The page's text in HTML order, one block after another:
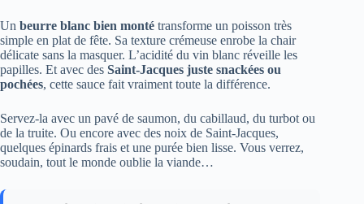
Un beurre blanc bien monté transforme un poisson très
simple en plat de fête. Sa texture crémeuse enrobe la chair
délicate sans la masquer. L’acidité du vin blanc réveille les
papilles. Et avec des Saint-Jacques juste snackées ou
pochées, cette sauce fait vraiment toute la différence.
Servez-la avec un pavé de saumon, du cabillaud, du turbot ou
de la truite. Ou encore avec des noix de Saint-Jacques,
quelques épinards frais et une purée bien lisse. Vous verrez,
soudain, tout le monde oublie la viande…